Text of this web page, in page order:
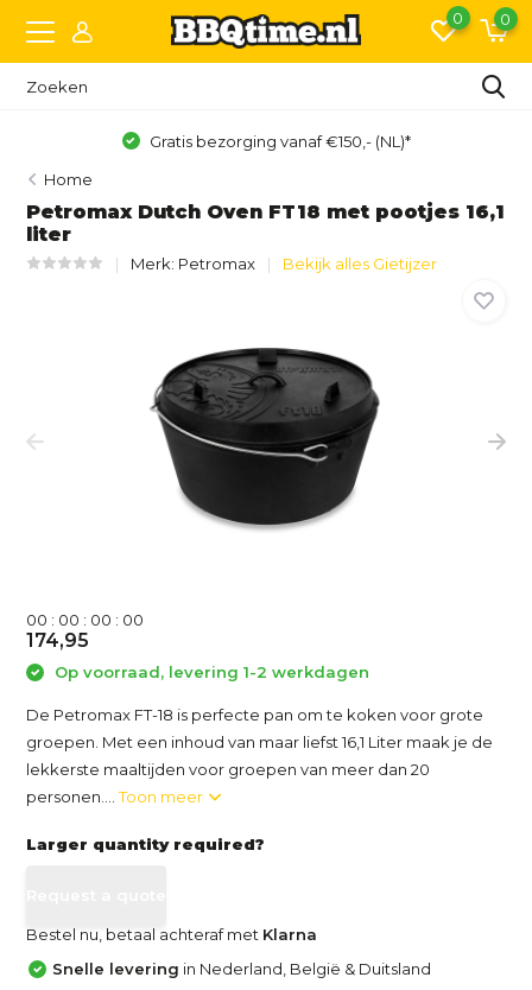
0 0
Gratis bezorging vanaf €150,- (NL)*
Home
Petromax Dutch Oven FT18 met pootjes 16,1
liter
Merk: Petromax Bekijk alles Gietijzer
00 : 00 : 00 : 00
174,95
Op voorraad, levering 1-2 werkdagen
De Petromax FT-18 is perfecte pan om te koken voor grote
groepen. Met een inhoud van maar liefst 16,1 Liter maak je de
lekkerste maaltijden voor groepen van meer dan 20
personen....Toon meer
Larger quantity required?
Bestel nu, betaal achteraf met Klarna
Snelle levering in Nederland, België & Duitsland